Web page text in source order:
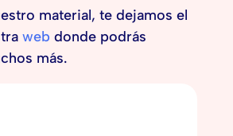
material, te dejamos el
web donde podrás
más.